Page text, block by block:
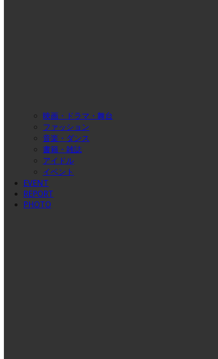
映画・ドラマ・舞台
ファッション
音楽・ダンス
書籍・雑誌
アイドル
イベント
EVENT
REPORT
PHOTO